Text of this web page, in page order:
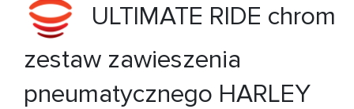
ULTIMATE RIDE chrom
zestaw zawieszenia
pneumatycznego HARLEY